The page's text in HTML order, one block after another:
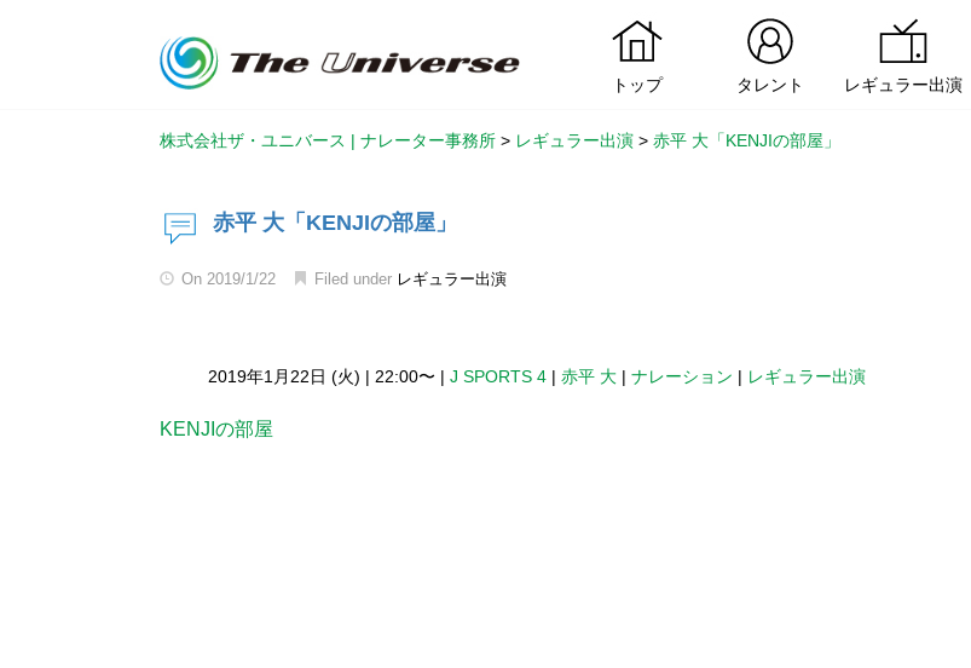
トップ タレント レギュラー出演
株式会社ザ・ユニバース | ナレーター事務所 > レギュラー出演 > 赤平 大「KENJIの部屋」
赤平 大「KENJIの部屋」
On 2019/1/22 Filed under レギュラー出演
2019年1月22日 (火) | 22:00〜 | J SPORTS 4 | 赤平 大 | ナレーション | レギュラー出演
KENJIの部屋